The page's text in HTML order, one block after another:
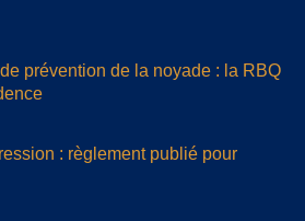
prévention de la noyade : la RBQ
: règlement publié pour